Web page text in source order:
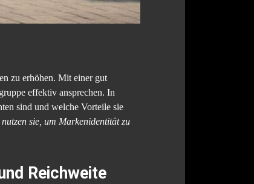
zu erhöhen. Mit einer gut
effektiv ansprechen. In
sind und welche Vorteile sie
sie, um Markenidentität zu
Reichweite